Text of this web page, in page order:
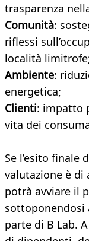
trasparenza
Comunità:
riflessi
località
Ambiente:
energetica;
Clienti: impatto
vita dei
Se l’esito finale
valutazione è di
potrà avviare il
sottoponendosi
parte di B Lab.